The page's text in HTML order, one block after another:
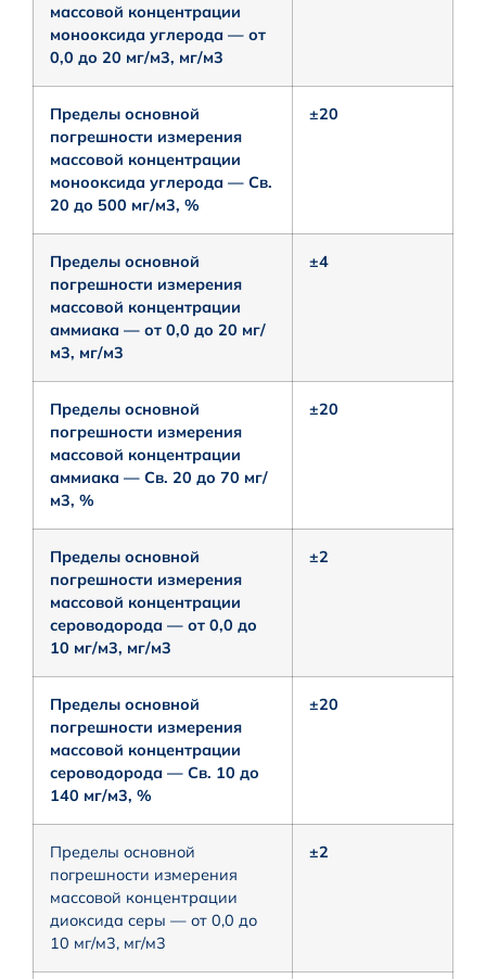
массовой концентрации
монооксида углерода — от
0,0 до 20 мг/м3, мг/м3
Пределы основной
погрешности измерения
массовой концентрации
монооксида углерода — Св.
20 до 500 мг/м3, %
±20
Пределы основной
погрешности измерения
массовой концентрации
аммиака — от 0,0 до 20 мг/
м3, мг/м3
±4
Пределы основной
погрешности измерения
массовой концентрации
аммиака — Св. 20 до 70 мг/
м3, %
±20
Пределы основной
погрешности измерения
массовой концентрации
сероводорода — от 0,0 до
10 мг/м3, мг/м3
±2
Пределы основной
погрешности измерения
массовой концентрации
сероводорода — Св. 10 до
140 мг/м3, %
±20
Пределы основной
погрешности измерения
массовой концентрации
диоксида серы — от 0,0 до
10 мг/м3, мг/м3
±2